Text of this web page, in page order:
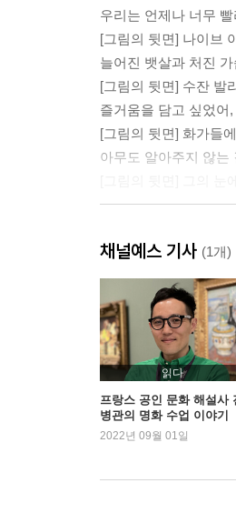
우리는 언제나 너무
[그림의 뒷면] 나이브
늘어진 뱃살과 처진
[그림의 뒷면] 수잔 발
즐거움을 담고 싶었어
[그림의 뒷면] 화가들
아무도 알아주지 않는
필사의 노력이 부질없
[그림의 뒷면] 낭만주
고통은 지나가지만 아
[그림의 뒷면] 르누아
나를 죽일 수 없는 고
삶은 나에게 항상 미
상처는 아무것도 아니
죽음은 별을 향해 떠나
채널예스 기사 (1개)
읽다
프랑스 공인 문화 해설사
병관의 명화 수업 이야기
2022년 09월 01일